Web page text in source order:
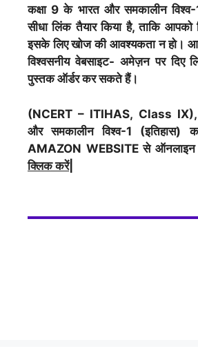
कक्षा 9 के भारत और समकालीन
सीधा लिंक तैयार किया है, ताकि आपको
इसके लिए खोज की आवश्यकता न हो।
विश्वसनीय वेबसाइट- अमेज़न पर दिए
पुस्तक ऑर्डर कर सकते हैं।
(NCERT – ITIHAS, Class IX),
और समकालीन विश्व-1 (इतिहास)
AMAZON WEBSITE से
क्लिक करें|